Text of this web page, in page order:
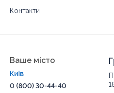
Контакти
Ваше місто
Київ
0 (800) 30-44-40